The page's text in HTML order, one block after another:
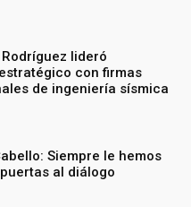
lideró
con firmas
de ingeniería sísmica
Siempre le hemos
al diálogo